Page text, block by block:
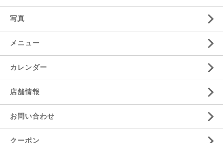
写真
メニュー
カレンダー
店舗情報
お問い合わせ
クーポン